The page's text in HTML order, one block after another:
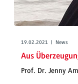
19.02.2021 | News
Aus
Prof. Dr. Jenny